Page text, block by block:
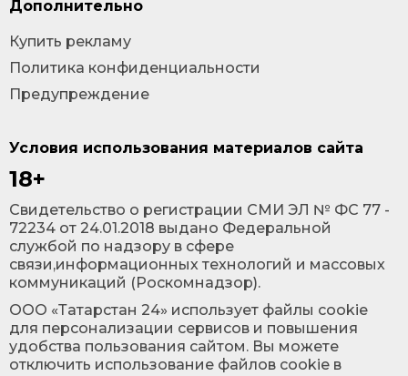
Условия использования материалов сайта
18+
Cвидетельство о регистрации СМИ ЭЛ № ФС 77 -
72234 от 24.01.2018 выдано Федеральной
службой по надзору в сфере
связи,информационных технологий и массовых
коммуникаций (Роскомнадзор).
ООО «Татарстан 24» использует файлы cookie
для персонализации сервисов и повышения
удобства пользования сайтом. Вы можете
отключить использование файлов cookie в
Дополнительно
Купить рекламу
Политика конфиденциальности
Предупреждение